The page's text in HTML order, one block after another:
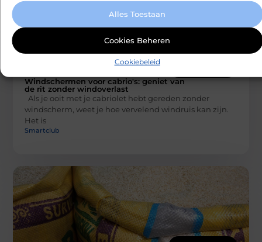
Alles Toestaan
Cookies Beheren
Cookiebeleid
Windschermen voor cabrio's: geniet van
de rit zonder windoverlast
Als je ooit met je cabriolet hebt gereden zonder
windscherm, weet je hoe vervelend windruis kan zijn.
Het is
Smartclub